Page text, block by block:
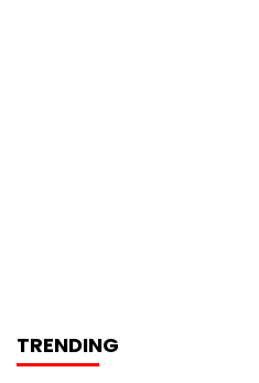
TRENDING